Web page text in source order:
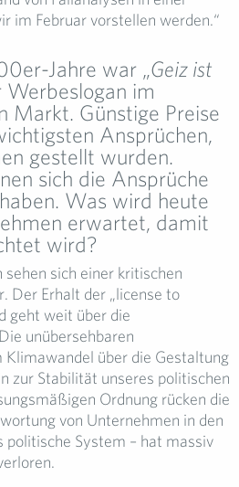
im Februar vorstellen werden.“
Jahre war „Geiz ist
Werbeslogan im
Markt. Günstige Preise
Ansprüchen,
gestellt wurden.
sich die Ansprüche
Was wird heute
erwartet, damit
wird?
sehen sich einer kritischen
Der Erhalt der „license to
geht weit über die
unübersehbaren
Klimawandel über die Gestaltung
zur Stabilität unseres politischen
Ordnung rücken die
von Unternehmen in den
politische System – hat massiv